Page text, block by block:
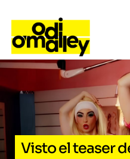
Visto el teaser